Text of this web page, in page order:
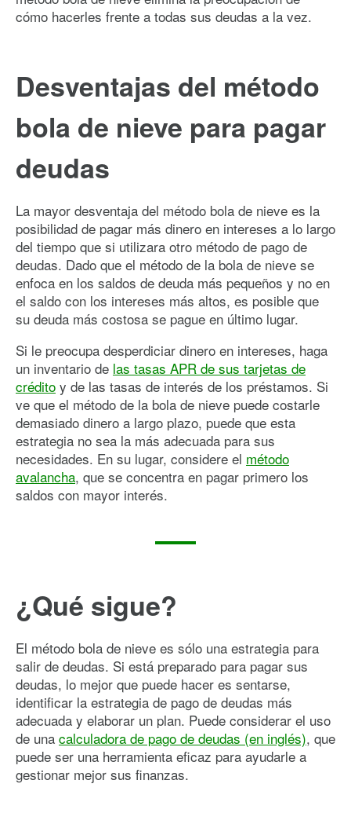
cómo hacerles frente a todas sus deudas a la vez.
Desventajas del método
bola de nieve para pagar
deudas
La mayor desventaja del método bola de nieve es la
posibilidad de pagar más dinero en intereses a lo largo
del tiempo que si utilizara otro método de pago de
deudas. Dado que el método de la bola de nieve se
enfoca en los saldos de deuda más pequeños y no en
el saldo con los intereses más altos, es posible que
su deuda más costosa se pague en último lugar.
Si le preocupa desperdiciar dinero en intereses, haga
un inventario de las tasas APR de sus tarjetas de
crédito y de las tasas de interés de los préstamos. Si
ve que el método de la bola de nieve puede costarle
demasiado dinero a largo plazo, puede que esta
estrategia no sea la más adecuada para sus
necesidades. En su lugar, considere el método
avalancha, que se concentra en pagar primero los
saldos con mayor interés.
¿Qué sigue?
El método bola de nieve es sólo una estrategia para
salir de deudas. Si está preparado para pagar sus
deudas, lo mejor que puede hacer es sentarse,
identificar la estrategia de pago de deudas más
adecuada y elaborar un plan. Puede considerar el uso
de una calculadora de pago de deudas (en inglés), que
puede ser una herramienta eficaz para ayudarle a
gestionar mejor sus finanzas.